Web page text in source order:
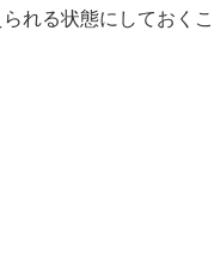
れる状態にしておくこ